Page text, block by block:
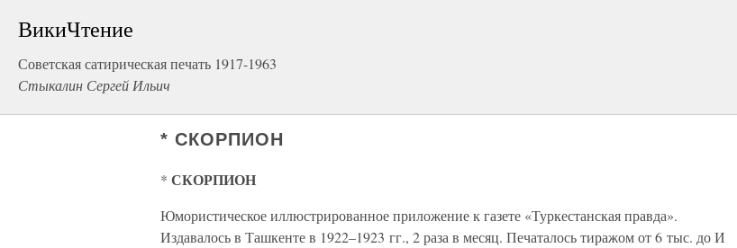
ВикиЧтение
Советская сатирическая печать 1917-1963
Стыкалин Сергей Ильич
* СКОРПИОН
* СКОРПИОН
Юмористическое иллюстрированное приложение к газете «Туркестанская правда».
Издавалось в Ташкенте в 1922–1923 гг., 2 раза в месяц. Печаталось тиражом от 6 тыс. до И